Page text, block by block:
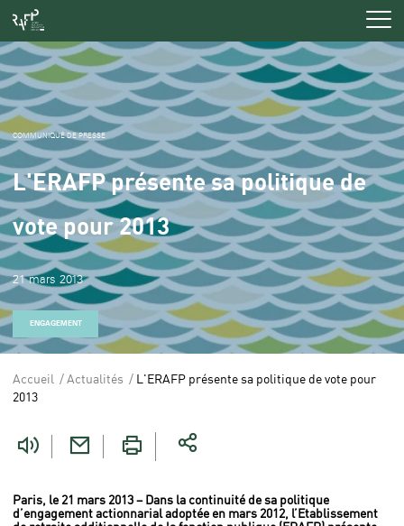
COMMUNIQUÉ DE PRESSE
L'ERAFP présente sa politique de
vote pour 2013
21 mars 2013
ENGAGEMENT
Vous
ici
Accueil Actualités
L'ERAFP présente sa politique de vote pour
2013
Paris, le 21 mars 2013 – Dans la continuité de sa politique
d’engagement actionnarial adoptée en mars 2012, l’Etablissement